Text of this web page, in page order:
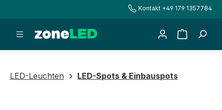
Kontakt +49 179 1357784
LED-Leuchten LED-Spots & Einbauspots